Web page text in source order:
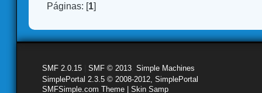
Páginas: [1]
SMF 2.0.15 SMF © 2013 Simple Machines
SimplePortal 2.3.5 © 2008-2012, SimplePortal
SMFSimple.com Theme | Skin Samp